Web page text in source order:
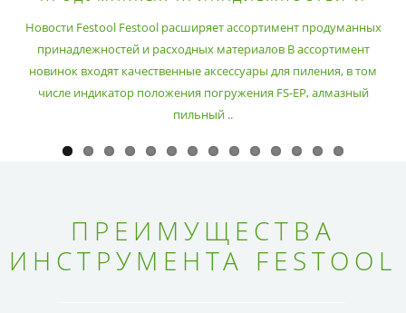
Новости Festool Festool расширяет ассортимент продуманных
принадлежностей и расходных материалов В ассортимент
новинок входят качественные аксессуары для пиления, в том
числе индикатор положения погружения FS-EP, алмазный
пильный ..
ПРЕИМУЩЕСТВА
ИНСТРУМЕНТА FESTOOL